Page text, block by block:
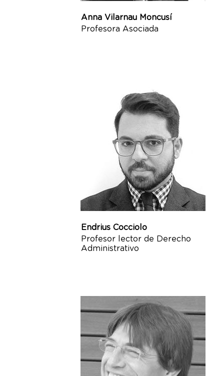
Anna Vilarnau Moncusí
Profesora Asociada
Endrius Cocciolo
Profesor lector de Derecho
Administrativo